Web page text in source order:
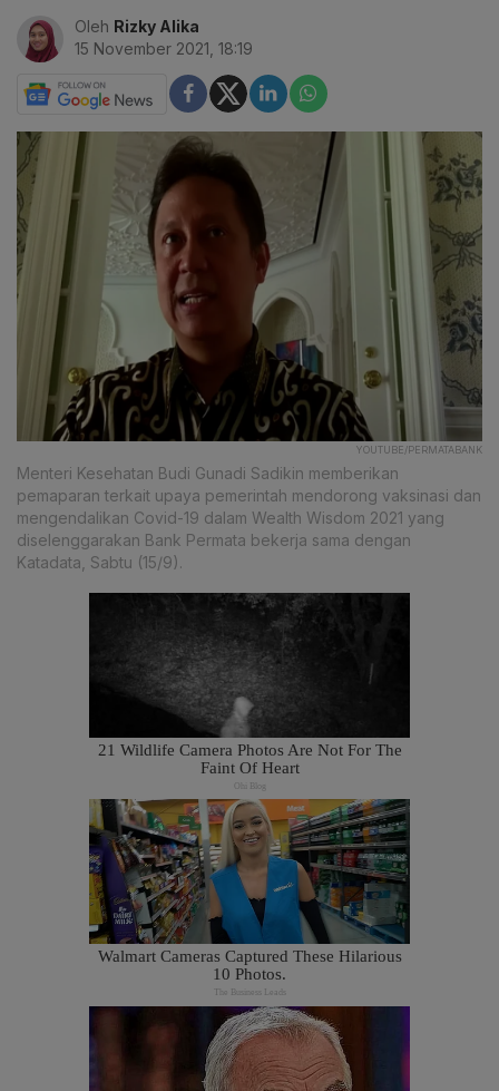
Oleh Rizky Alika
15 November 2021, 18:19
YOUTUBE/PERMATABANK
Menteri Kesehatan Budi Gunadi Sadikin memberikan
pemaparan terkait upaya pemerintah mendorong vaksinasi dan
mengendalikan Covid-19 dalam Wealth Wisdom 2021 yang
diselenggarakan Bank Permata bekerja sama dengan
Katadata, Sabtu (15/9).